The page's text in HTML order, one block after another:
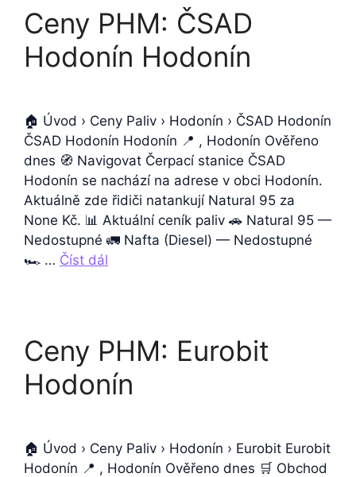
Ceny PHM: ČSAD
Hodonín Hodonín
🏠 Úvod › Ceny Paliv › Hodonín › ČSAD Hodonín
ČSAD Hodonín Hodonín 📍 , Hodonín Ověřeno
dnes 🧭 Navigovat Čerpací stanice ČSAD
Hodonín se nachází na adrese v obci Hodonín.
Aktuálně zde řidiči natankují Natural 95 za
None Kč. 📊 Aktuální ceník paliv 🚗 Natural 95 —
Nedostupné 🚛 Nafta (Diesel) — Nedostupné
🏎️ … Číst dál
Ceny PHM: Eurobit
Hodonín
🏠 Úvod › Ceny Paliv › Hodonín › Eurobit Eurobit
Hodonín 📍 , Hodonín Ověřeno dnes 🛒 Obchod